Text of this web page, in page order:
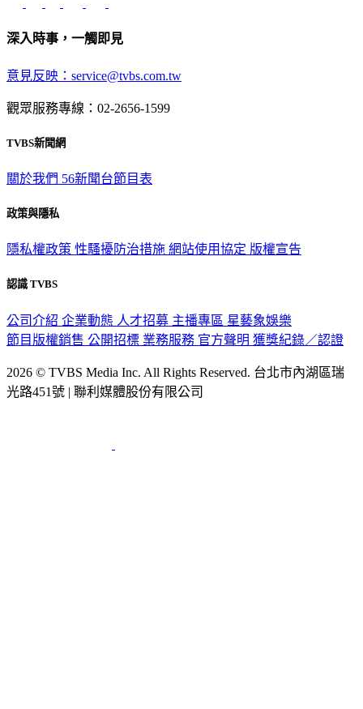
深入時事，一觸即見
意見反映：service@tvbs.com.tw
觀眾服務專線：02-2656-1599
TVBS新聞網
關於我們 56新聞台節目表
政策與隱私
隱私權政策 性騷擾防治措施 網站使用協定 版權宣告
認識 TVBS
公司介紹 企業動態 人才招募 主播專區 星藝象娛樂
節目版權銷售 公開招標 業務服務 官方聲明 獲獎紀錄／認證
2026 © TVBS Media Inc. All Rights Reserved. 台北市內湖區瑞
光路451號 | 聯利媒體股份有限公司